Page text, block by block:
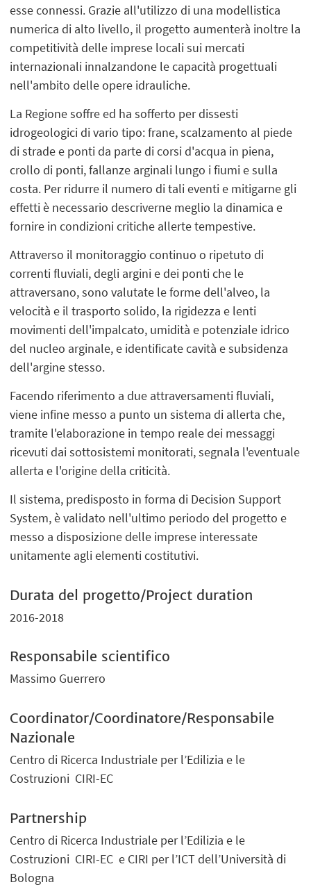
esse connessi. Grazie all'utilizzo di una modellistica
numerica di alto livello, il progetto aumenterà inoltre la
competitività delle imprese locali sui mercati
internazionali innalzandone le capacità progettuali
nell'ambito delle opere idrauliche.
La Regione soffre ed ha sofferto per dissesti
idrogeologici di vario tipo: frane, scalzamento al piede
di strade e ponti da parte di corsi d'acqua in piena,
crollo di ponti, fallanze arginali lungo i fiumi e sulla
costa. Per ridurre il numero di tali eventi e mitigarne gli
effetti è necessario descriverne meglio la dinamica e
fornire in condizioni critiche allerte tempestive.
Attraverso il monitoraggio continuo o ripetuto di
correnti fluviali, degli argini e dei ponti che le
attraversano, sono valutate le forme dell'alveo, la
velocità e il trasporto solido, la rigidezza e lenti
movimenti dell'impalcato, umidità e potenziale idrico
del nucleo arginale, e identificate cavità e subsidenza
dell'argine stesso.
Facendo riferimento a due attraversamenti fluviali,
viene infine messo a punto un sistema di allerta che,
tramite l'elaborazione in tempo reale dei messaggi
ricevuti dai sottosistemi monitorati, segnala l'eventuale
allerta e l'origine della criticità.
Il sistema, predisposto in forma di Decision Support
System, è validato nell'ultimo periodo del progetto e
messo a disposizione delle imprese interessate
unitamente agli elementi costitutivi.
Durata del progetto/Project duration
2016-2018
Responsabile scientifico
Massimo Guerrero
Coordinator/Coordinatore/Responsabile
Nazionale
Centro di Ricerca Industriale per l’Edilizia e le
Costruzioni CIRI-EC
Partnership
Centro di Ricerca Industriale per l’Edilizia e le
Costruzioni CIRI-EC e CIRI per l’ICT dell’Università di
Bologna